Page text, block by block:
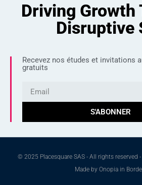
Driving Growth
Disruptive
Recevez nos études et invitations
gratuits
S'ABONNER
© 2025 Placesquare SAS - All rights reserved
Made by Onopia in